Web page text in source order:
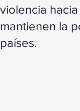
violencia
mantienen la
países.